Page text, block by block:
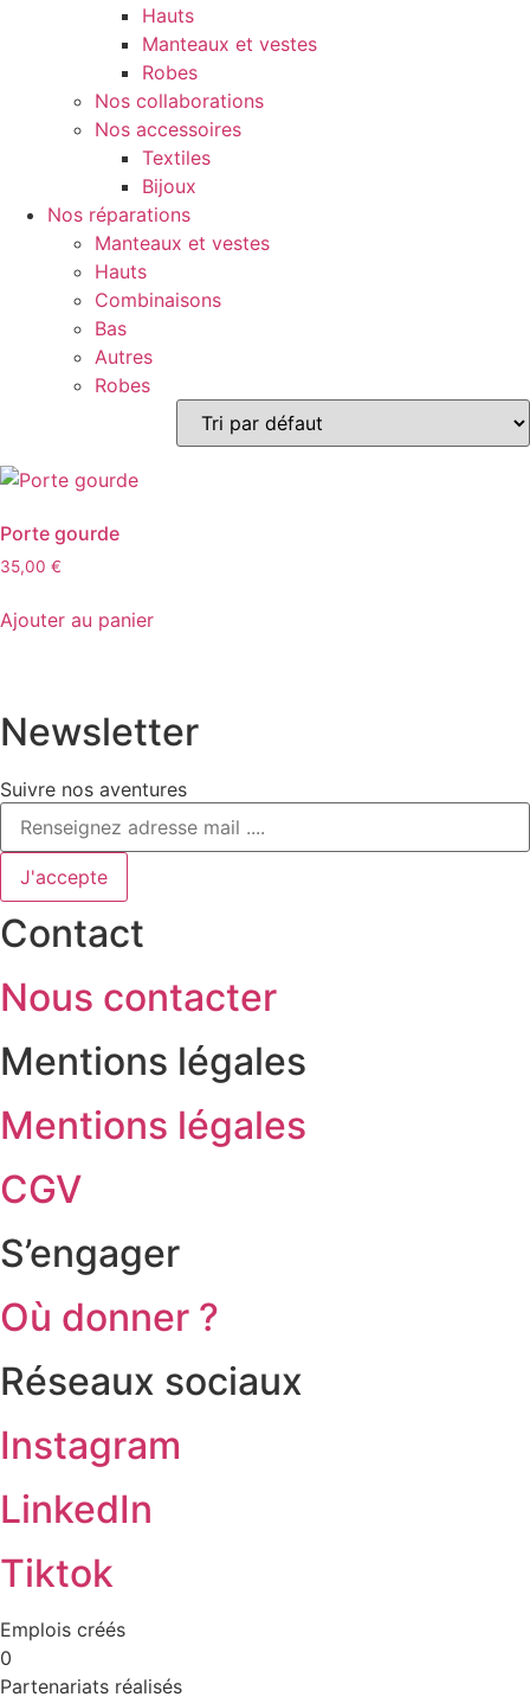
Hauts
Manteaux et vestes
Robes
Nos collaborations
Nos accessoires
Textiles
Bijoux
Nos réparations
Manteaux et vestes
Hauts
Combinaisons
Bas
Autres
Robes
Porte gourde
35,00 €
Ajouter au panier
Newsletter
Suivre nos aventures
J'accepte
Contact
Nous contacter
Mentions légales
Mentions légales
CGV
S’engager
Où donner ?
Réseaux sociaux
Instagram
LinkedIn
Tiktok
Emplois créés
0
Partenariats réalisés